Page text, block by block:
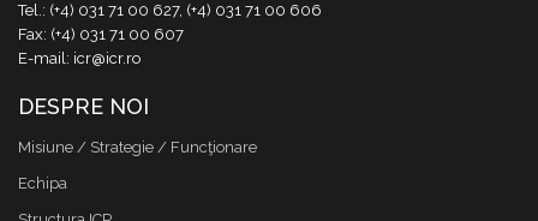
Tel.: (+4) 031 71 00 627, (+4) 031 71 00 606
Fax: (+4) 031 71 00 607
E-mail: icr@icr.ro
DESPRE NOI
Misiune / Strategie / Funcţionare
Echipa